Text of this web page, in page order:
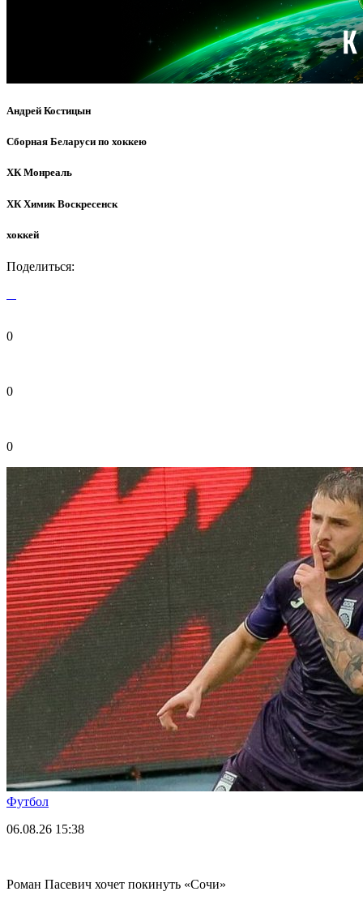
Андрей Костицын
Сборная Беларуси по хоккею
ХК Монреаль
ХК Химик Воскресенск
хоккей
Поделиться:
0
0
0
Футбол
06.08.26 15:38
Роман Пасевич хочет покинуть «Сочи»